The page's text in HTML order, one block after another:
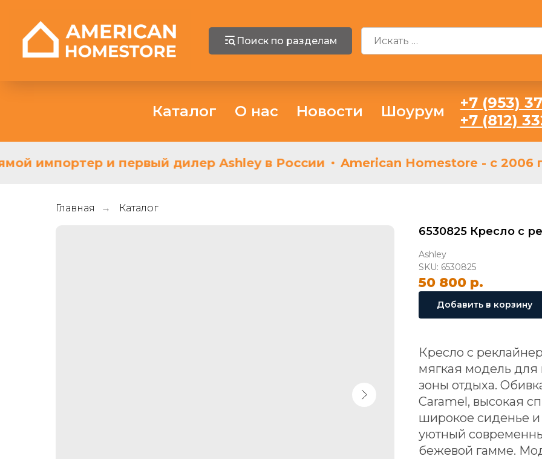
Поиск по разделам
Каталог О нас Новости Шоурум
+7 (953)
+7 (812)
импортер и первый дилер Ashley в России American Homestore - с 2006
Главная → Каталог
6530825 Кресло с
Ashley
SKU: 6530825
50 800 р.
Добавить в корзину
Кресло с
мягкая модель для
зоны отдыха.
Caramel, высокая
широкое сиденье
уютный
бежевой гамме.